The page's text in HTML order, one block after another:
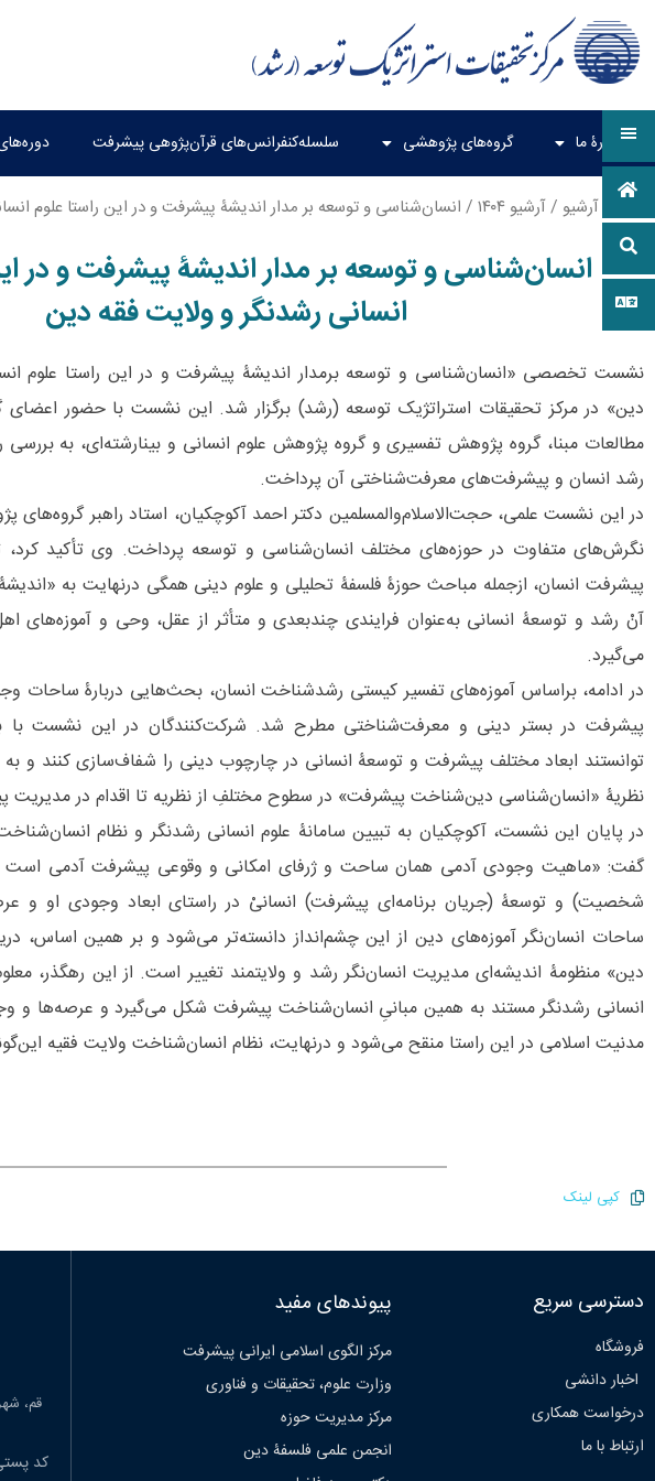
دربارۀ ما گروه‌های پژوهشی سلسله‌کنفرانس‌های قرآن‌پژوهی پیشرفت
آرشیو /آرشیو ۱۴۰۴ / انسان‌شناسی و توسعه بر مدار اندیشۀ پیشرفت و در این راستا علوم
انسان‌شناسی و توسعه بر مدار اندیشۀ پیشرفت و در
انسانی رشد‌نگر و ولایت فقه دین
نشست تخصصی «انسان‌شناسی و توسعه برمدار اندیشۀ پیشرفت و در این راستا علوم
دین» در مرکز تحقیقات استراتژیک توسعه (رشد) برگزار شد. این نشست با حضور
مطالعات مبنا، گروه پژوهش تفسیری و گروه پژوهش علوم انسانی و بینارشته‌ای، به بررسی
رشد انسان و پیشرفت‌های معرفت‌شناختی آن پرداخت.
در این نشست علمی، حجت‌الاسلام‌والمسلمین دکتر احمد آکوچکیان، استاد راهبر گروه‌های
نگرش‌های متفاوت در حوزه‌های مختلف انسان‌شناسی و توسعه پرداخت. وی تأکید کرد،
پیشرفت انسان، ازجمله مباحث حوزۀ فلسفۀ تحلیلی و علوم دینی همگی درنهایت به
آنْ رشد و توسعۀ انسانی به‌عنوان فرایندی چند‌بعدی و متأثر از عقل، وحی و آموزه‌های
می‌گیرد.
در ادامه، براساس آموزه‌های تفسیر کیستی رشد‌شناخت انسان، بحث‌هایی دربارۀ ساحات
پیشرفت در بستر دینی و معرفت‌شناختی مطرح شد. شرکت‌کنندگان در این نشست با
توانستند ابعاد مختلف پیشرفت و توسعۀ انسانی در چارچوب دینی را شفاف‌سازی کنند و
نظریۀ «انسان‌شناسی دین‌شناخت پیشرفت» در سطوح مختلفِ از نظریه تا اقدام در مدیریت
در پایان این نشست، آکوچکیان به تبیین سامانۀ علوم انسانی رشدنگر و نظام
گفت: «ماهیت وجودی آدمی همان ساحت و ژرفای امکانی و وقوعی پیشرفت آدمی است
شخصیت) و توسعۀ (جریان برنامه‌‌ای پیشرفت) انسانیْ در راستای ابعاد وجودی او و
ساحات انسان‌‌نگر آموزه‌‌های دین از این چشم‌‌انداز دانسته‌‌تر می‌‌شود و بر همین اساس،
دین» منظومۀ اندیشه‌‌‌‌ای مدیریت انسان‌‌نگر رشد و ولایتمند تغییر است. از این رهگذر،
انسانی رشدنگر مستند به همین مبانیِ انسان‌‌شناخت پیشرفت شکل می‌‌گیرد و عرصه‌‌ها و
مدنیت اسلامی در این راستا منقح می‌‌شود و درنهایت، نظام انسان‌‌شناخت ولایت فقیه
کپی لینک
دسترسی سریع
فروشگاه
اخبار دانشی
درخواست همکاری
ارتباط با ما
پیوندهای مفید
مرکز الگوی اسلامی ایرانی پیشرفت
وزارت علوم، تحقیقات و فناوری
مرکز مدیریت حوزه
انجمن علمی فلسفۀ دین
کد پستی: